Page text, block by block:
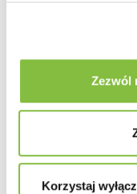
Zezwól
Korzystaj